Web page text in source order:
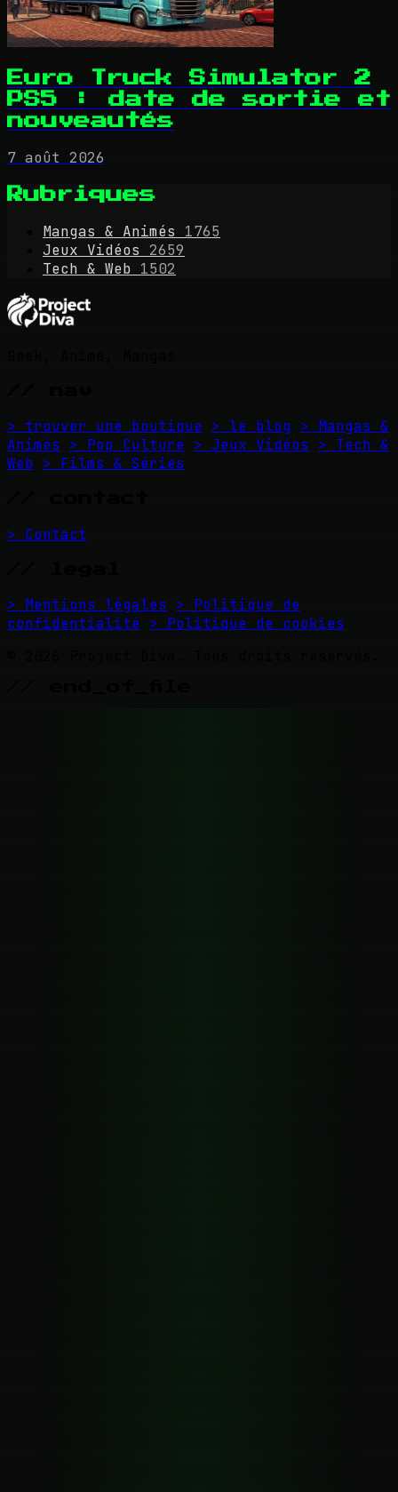
Euro Truck Simulator 2
PS5 : date de sortie et
nouveautés
7 août 2026
Rubriques
Mangas & Animés
1765
Jeux Vidéos
2659
Tech & Web 1502
> trouver une boutique > le blog > Mangas &
Animés
> Pop Culture > Jeux Vidéos
> Tech &
Web > Films & Séries
> Contact
> Mentions légales
> Politique de
confidentialité > Politique de cookies